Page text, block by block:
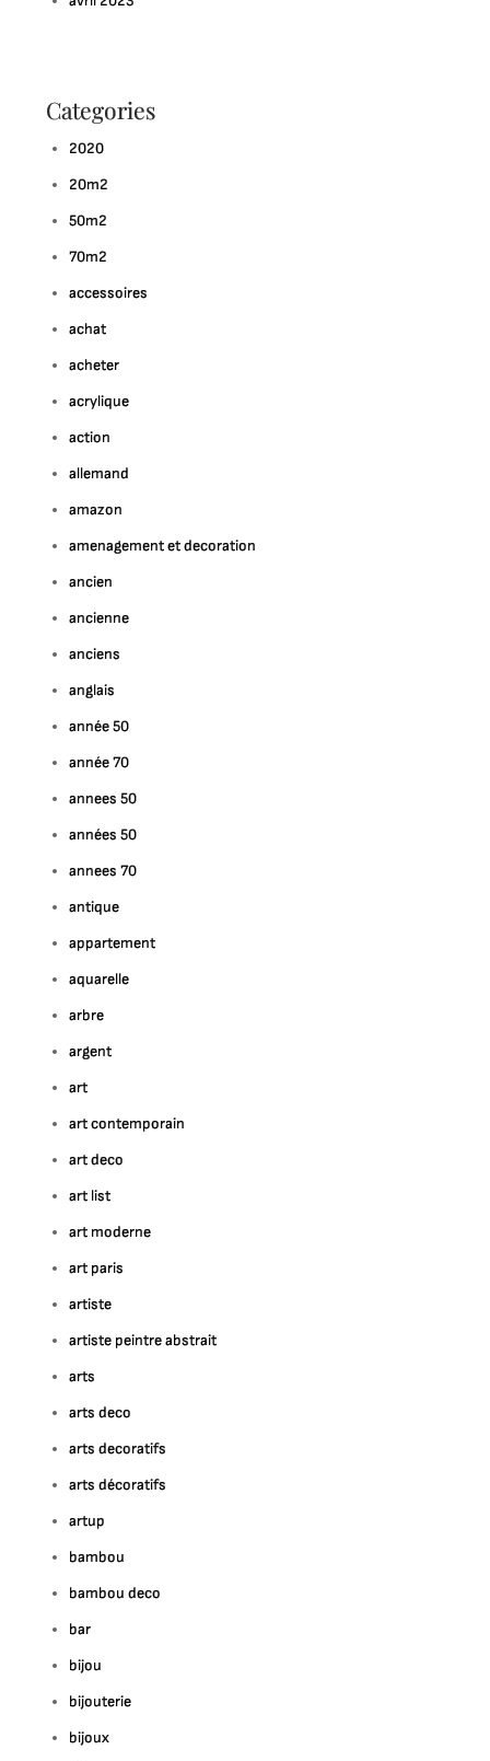
Categories
2020
20m2
50m2
70m2
accessoires
achat
acheter
acrylique
action
allemand
amazon
amenagement et decoration
ancien
ancienne
anciens
anglais
année 50
année 70
annees 50
années 50
annees 70
antique
appartement
aquarelle
arbre
argent
art
art contemporain
art deco
art list
art moderne
art paris
artiste
artiste peintre abstrait
arts
arts deco
arts decoratifs
arts décoratifs
artup
bambou
bambou deco
bar
bijou
bijouterie
bijoux